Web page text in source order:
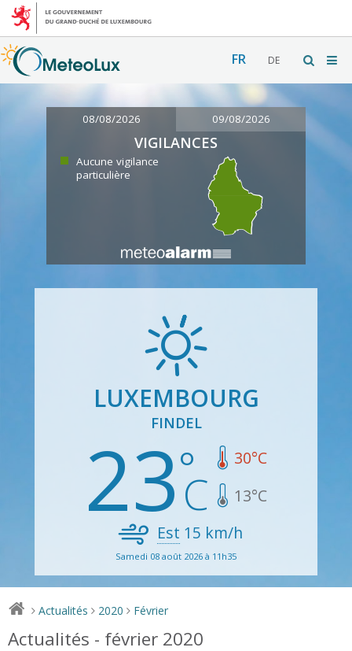
FR DE
08/08/2026 09/08/2026
VIGILANCES
Aucune vigilance
particulière
LUXEMBOURG
FINDEL
23 30°C
13°C
Est 15 km/h
Samedi 08 août 2026 à 11h35
> Actualités > 2020 > Février
Actualités - février 2020